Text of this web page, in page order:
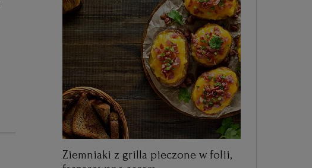
Ziemniaki z grilla pieczone w folii,